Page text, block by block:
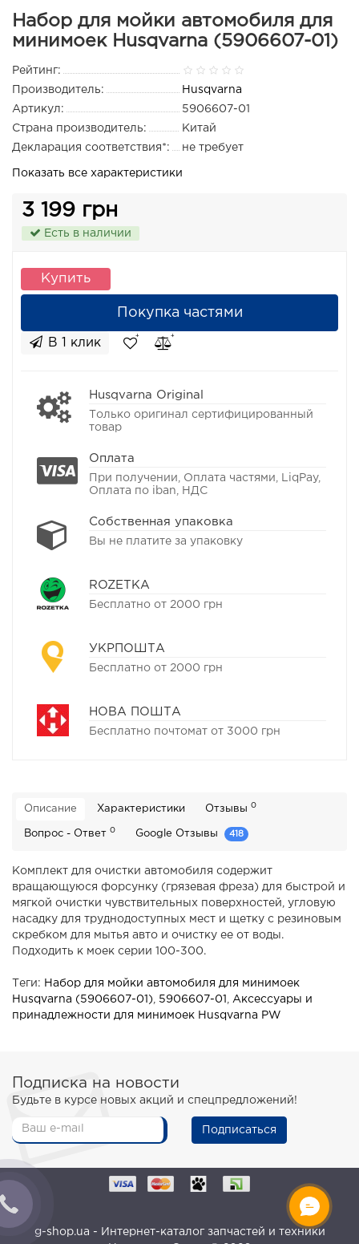
Набор для мойки автомобиля для
минимоек Husqvarna (5906607-01)
Рейтинг:
Производитель:
Husqvarna
Артикул:
5906607-01
Страна производитель:
Китай
Декларация соответствия*:
не требует
Показать все характеристики
3 199 грн
Есть в наличии
Купить
Покупка частями
В 1 клик
Husqvarna Original
Только оригинал сертифицированный
товар
Оплата
При получении, Оплата частями, LiqPay,
Оплата по iban, НДС
Собственная упаковка
Вы не платите за упаковку
ROZETKA
Бесплатно от 2000 грн
УКРПОШТА
Бесплатно от 2000 грн
НОВА ПОШТА
Бесплатно почтомат от 3000 грн
Описание Характеристики Отзывы 0
Вопрос - Ответ 0 Google Отзывы 418
Комплект для очистки автомобиля содержит
вращающуюся форсунку (грязевая фреза) для быстрой и
мягкой очистки чувствительных поверхностей, угловую
насадку для труднодоступных мест и щетку с резиновым
скребком для мытья авто и очистку ее от воды.
Подходить к моек серии 100-300.
Теги: Набор для мойки автомобиля для минимоек
Husqvarna (5906607-01)
5906607-01
Аксессуары и
принадлежности для минимоек Husqvarna PW
Подписка на новости
Будьте в курсе новых акций и спецпредложений!
Подписаться
g-shop.ua - Интернет-каталог запчастей и техники